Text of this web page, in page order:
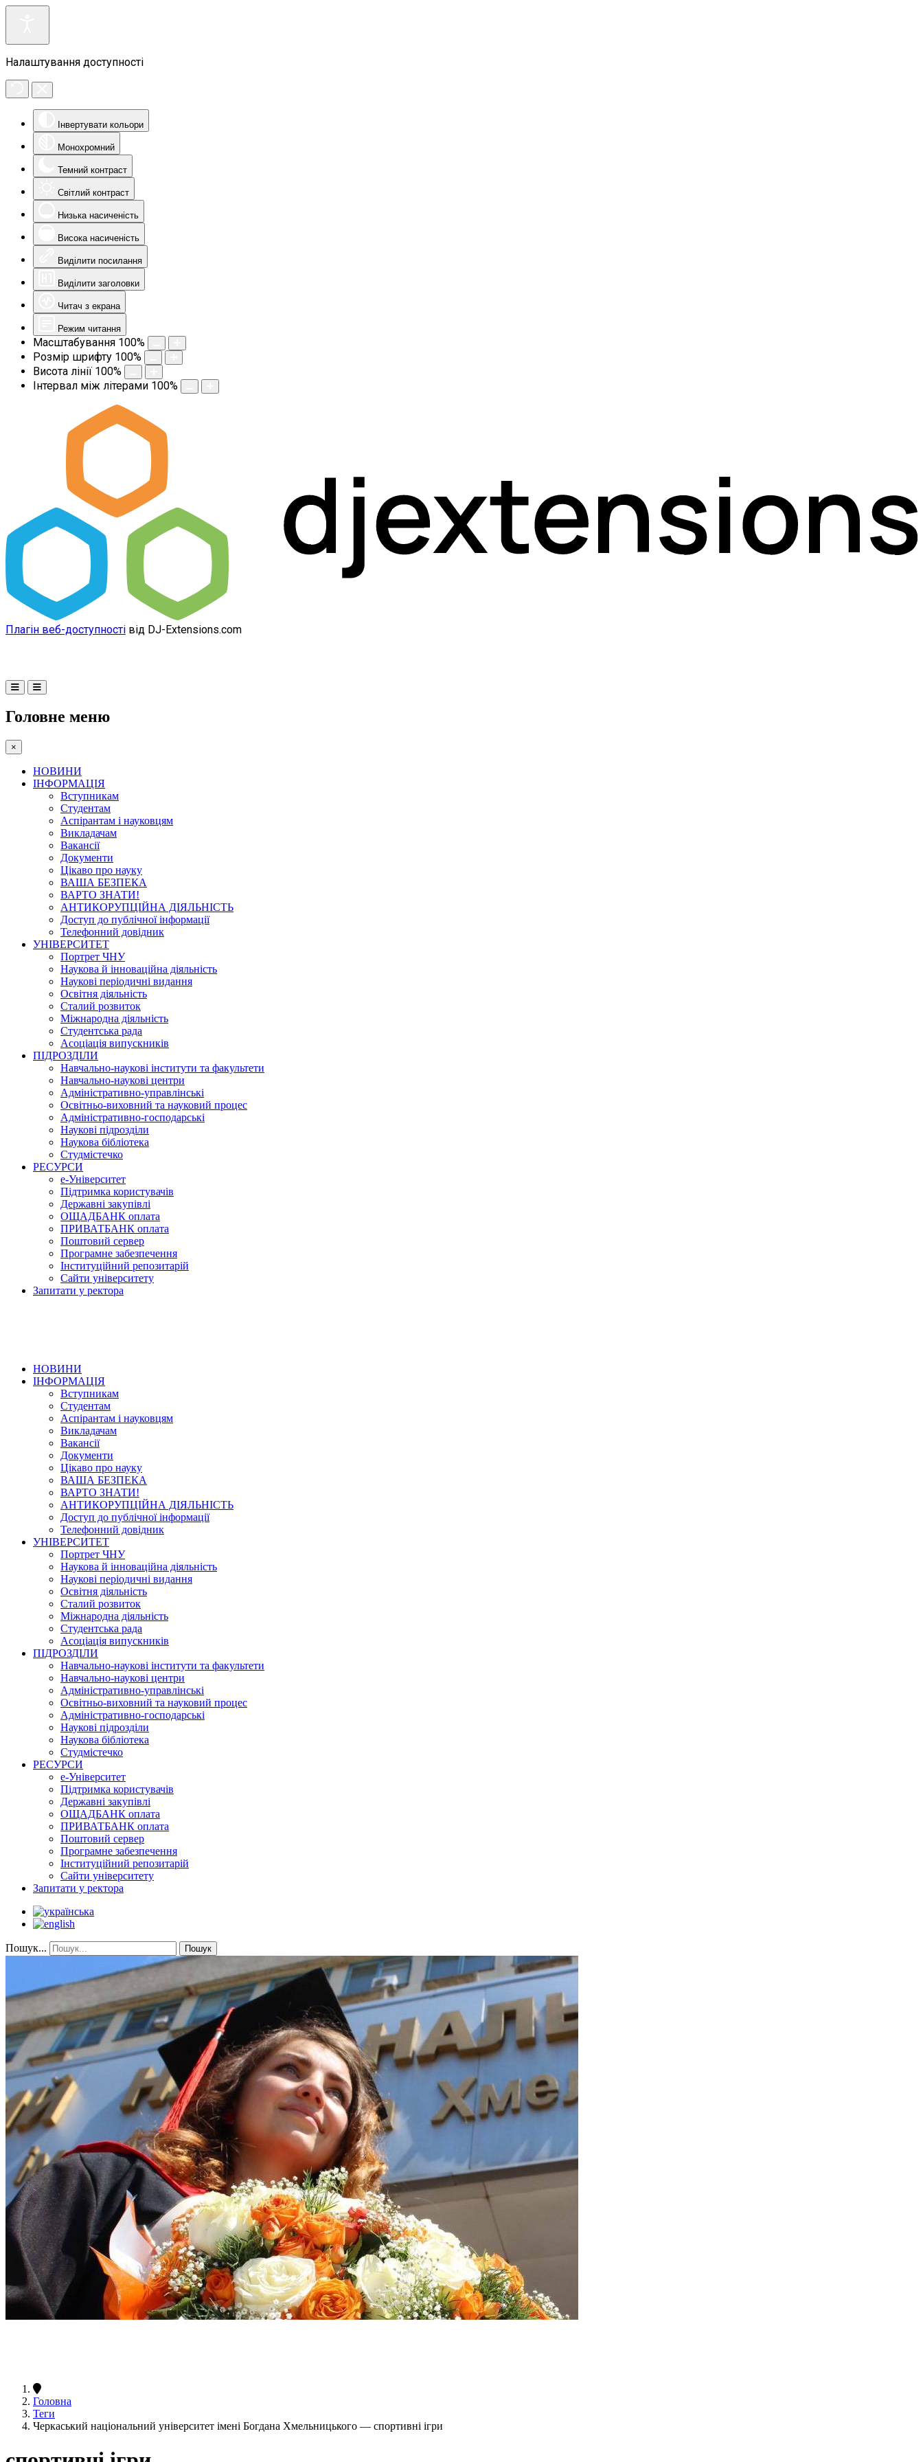
Налаштування доступності
Інвертувати кольори
Монохромний
Темний контраст
Світлий контраст
Низька насиченість
Висока насиченість
Виділити посилання
Виділити заголовки
Читач з екрана
Режим читання
Масштабування 100%
Розмір шрифту 100%
Висота лінії 100%
Інтервал між літерами 100%
Плагін веб-доступності від DJ-Extensions.com
Головне меню
×
НОВИНИ
ІНФОРМАЦІЯ
Вступникам
Студентам
Аспірантам і науковцям
Викладачам
Вакансії
Документи
Цікаво про науку
ВАША БЕЗПЕКА
ВАРТО ЗНАТИ!
АНТИКОРУПЦІЙНА ДІЯЛЬНІСТЬ
Доступ до публічної інформації
Телефонний довідник
УНІВЕРСИТЕТ
Портрет ЧНУ
Наукова й інноваційна діяльність
Наукові періодичні видання
Освітня діяльність
Сталий розвиток
Міжнародна діяльність
Студентська рада
Асоціація випускників
ПІДРОЗДІЛИ
Навчально-наукові інститути та факультети
Навчально-наукові центри
Адміністративно-управлінські
Освітньо-виховний та науковий процес
Адміністративно-господарські
Наукові підрозділи
Наукова бібліотека
Студмістечко
РЕСУРСИ
е-Університет
Підтримка користувачів
Державні закупівлі
ОЩАДБАНК оплата
ПРИВАТБАНК оплата
Поштовий сервер
Програмне забезпечення
Інституційний репозитарій
Сайти університету
Запитати у ректора
НОВИНИ
ІНФОРМАЦІЯ
Вступникам
Студентам
Аспірантам і науковцям
Викладачам
Вакансії
Документи
Цікаво про науку
ВАША БЕЗПЕКА
ВАРТО ЗНАТИ!
АНТИКОРУПЦІЙНА ДІЯЛЬНІСТЬ
Доступ до публічної інформації
Телефонний довідник
УНІВЕРСИТЕТ
Портрет ЧНУ
Наукова й інноваційна діяльність
Наукові періодичні видання
Освітня діяльність
Сталий розвиток
Міжнародна діяльність
Студентська рада
Асоціація випускників
ПІДРОЗДІЛИ
Навчально-наукові інститути та факультети
Навчально-наукові центри
Адміністративно-управлінські
Освітньо-виховний та науковий процес
Адміністративно-господарські
Наукові підрозділи
Наукова бібліотека
Студмістечко
РЕСУРСИ
е-Університет
Підтримка користувачів
Державні закупівлі
ОЩАДБАНК оплата
ПРИВАТБАНК оплата
Поштовий сервер
Програмне забезпечення
Інституційний репозитарій
Сайти університету
Запитати у ректора
Пошук... Пошук
Головна
Теги
Черкаський національний університет імені Богдана Хмельницького — спортивні ігри